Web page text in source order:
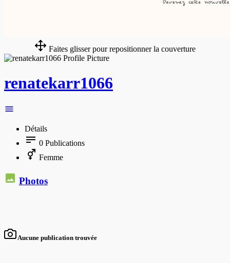
Faites glisser pour repositionner la couverture
renatekarr1066
Détails
0 Publications
Femme
Photos
Aucune publication trouvée